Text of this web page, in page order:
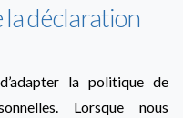
déclaration
la politique de
Lorsque nous